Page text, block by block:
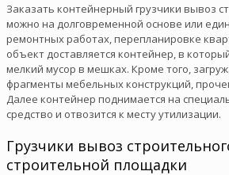
Заказать контейнерный грузчики вывоз
можно на долговременной основе или
ремонтных работах, перепланировке
объект доставляется контейнер, в
мелкий мусор в мешках. Кроме того,
фрагменты мебельных конструкций,
Далее контейнер поднимается на
средство и отвозится к месту утилизации.
Грузчики вывоз
строительной площадки